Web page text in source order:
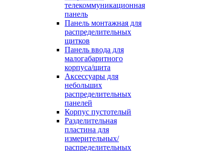
телекоммуникационная
панель
Панель монтажная для
распределительных
щитков
Панель ввода для
малогабаритного
корпуса/щита
Аксессуары для
небольших
распределительных
панелей
Корпус пустотелый
Разделительная
пластина для
измерительных/
распределительных